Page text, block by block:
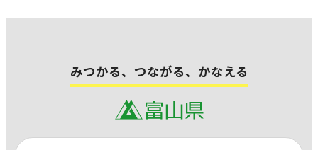
みつかる、つながる、かなえる